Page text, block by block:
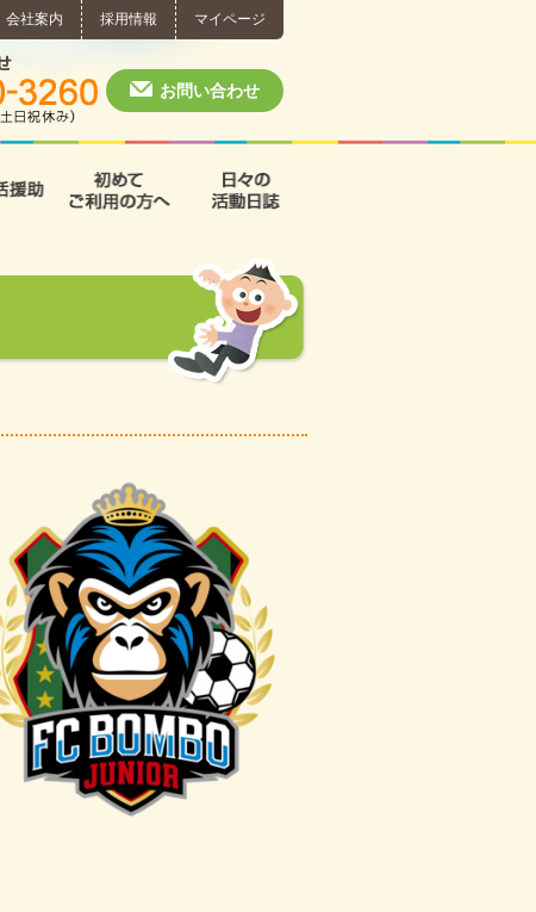
会社案内 採用情報 マイページ
個別相談・お問い合わせ
お問い合わせ